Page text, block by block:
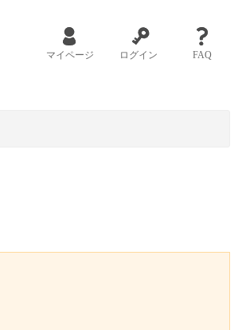
マイページ ログイン FAQ